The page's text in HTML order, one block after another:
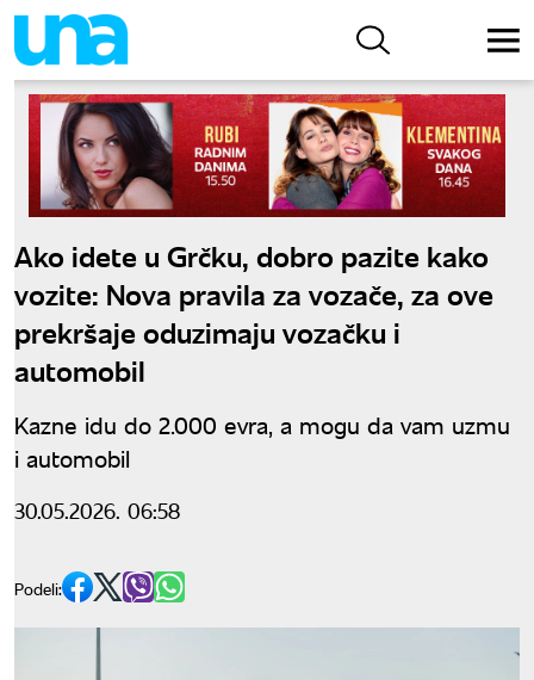
Ako idete u Grčku, dobro pazite kako
vozite: Nova pravila za vozače, za ove
prekršaje oduzimaju vozačku i
automobil
Kazne idu do 2.000 evra, a mogu da vam uzmu
i automobil
30.05.2026. 06:58
Podeli: